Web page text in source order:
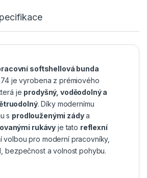
softshellová bunda
je vyrobena z prémiového
je prodyšný, voděodolný a
. Díky modernímu
s prodlouženými zádya
rukávy je tato reflexní
volbou pro moderní pracovníky,
bezpečnost a volnost pohybu.